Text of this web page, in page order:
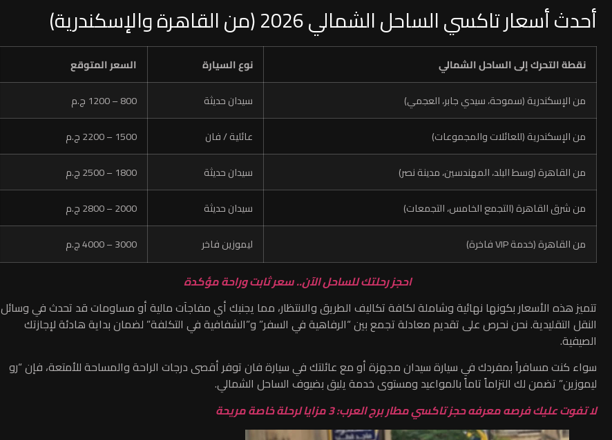
أحدث أسعار تاكسي الساحل الشمالي 2026 (من القاهرة والإسكندرية)
نقطة التحرك إلى الساحل الشمالي نوع السيارة
السعر المتوقع
من الإسكندرية (سموحة، سيدي جابر، العجمي)
سيدان حديثة
800 – 1200 ج.م
من الإسكندرية (للعائلات والمجموعات)
عائلية / فان
1500 – 2200 ج.م
من القاهرة (وسط البلد، المهندسين، مدينة نصر)
سيدان حديثة
1800 – 2500 ج.م
من شرق القاهرة (التجمع الخامس، التجمعات)
سيدان حديثة
2000 – 2800 ج.م
من القاهرة (خدمة VIP فاخرة)
ليموزين فاخر 3000 – 4000 ج.م
احجز رحلتك للساحل الآن.. سعر ثابت وراحة مؤكدة
تتميز هذه الأسعار بكونها نهائية وشاملة لكافة تكاليف الطريق والانتظار، مما يجنبك أي مفاجآت مالية أو مساومات قد تحدث في وسائل
النقل التقليدية.نحن نحرص على تقديم معادلة تجمع بين “الرفاهية في السفر” و”الشفافية في التكلفة” لضمان بداية هادئة لإجازتك
الصيفية.
سواء كنت مسافراً بمفردك في سيارة سيدان مجهزة أو مع عائلتك في سيارة فان توفر أقصى درجات الراحة والمساحة للأمتعة، فإن “رو
ليموزين” تضمن لك التزاماً تاماً بالمواعيد ومستوى خدمة يليق بضيوف الساحل الشمالي.
لا تفوت عليك فرصه معرفه حجز تاكسي مطار برج العرب: 3 مزايا لرحلة خاصة مريحة